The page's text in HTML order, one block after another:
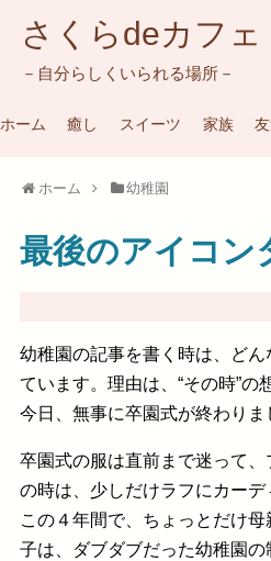
さくらdeカフェ
－自分らしくいられる場所－
ホーム 癒し スイーツ 家族
ホーム 幼稚園
最後のアイコン
幼稚園の記事を書く時は、ど
ています。理由は、“その時”の
今日、無事に卒園式が終わりま
卒園式の服は直前まで迷って
の時は、少しだけラフにカー
この４年間で、ちょっとだけ
子は、ダブダブだった幼稚園